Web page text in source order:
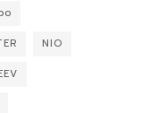
NIO